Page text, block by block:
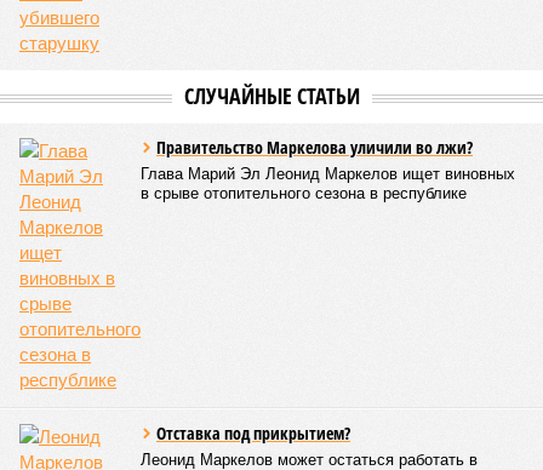
показателю калорийности.
Все лагеря перед началом работы смен прошли
обязательную обработку территорий против клещей,
грызунов и насекомых. Питание в учреждениях
них организован постоянный лабораторный мониторинг.
В ходе заседания был также вынесен на обсуждение ряд
предложений, направленных на обеспечение санитарно-
эпидемиологического благополучия детей в летних лагерях
и на повышение действенности самой системы
оздоровления. В качестве основного приоритета было
выделено обеспечение оздоровительных учреждений
качественными пищевыми продуктами, а детей –
полноценным и сбалансированным питанием. Все лагеря в
эпидемиологическим заключением (СЭЗ), которое
подтверждает соответствие учреждения требованиям